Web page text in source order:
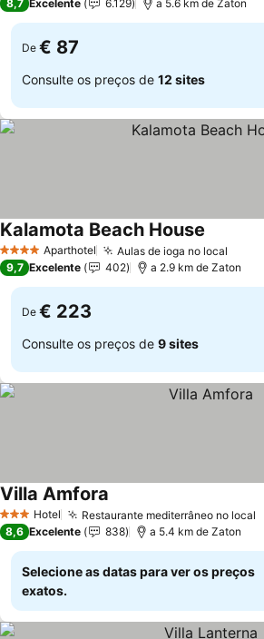
8,7 Excelente 6.129 a 5.6 km de Zaton
De € 87
Consulte os preços de 12 sites
4 EstrelasAparthotel Aulas de ioga no local
Kalamota Beach House
9,7 Excelente 402 a 2.9 km de Zaton
De € 223
Consulte os preços de 9 sites
3 EstrelasHotel Restaurante mediterrâneo no local
Villa Amfora
8,6 Excelente 838 a 5.4 km de Zaton
Selecione as datas para ver os preços
exatos.